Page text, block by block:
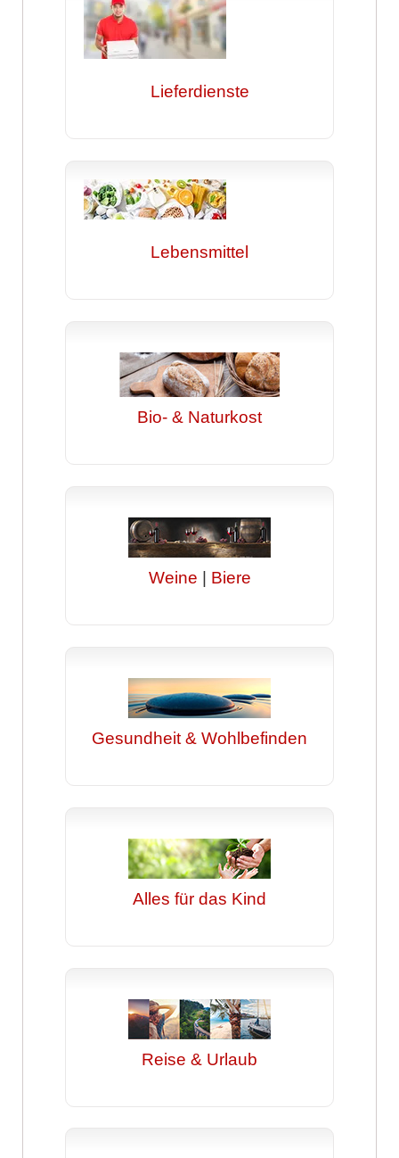
Lieferdienste
Lebensmittel
Bio- & Naturkost
Weine | Biere
Gesundheit & Wohlbefinden
Alles für das Kind
Reise & Urlaub